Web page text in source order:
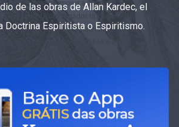
de las obras de Allan Kardec, el
Doctrina Espiritista o Espiritismo.